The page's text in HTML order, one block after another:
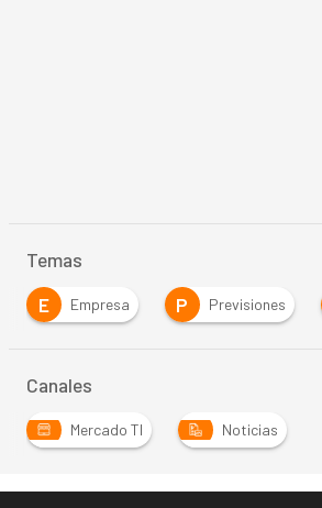
Temas
E
Empresa P Previsiones
Canales
Mercado TI Noticias